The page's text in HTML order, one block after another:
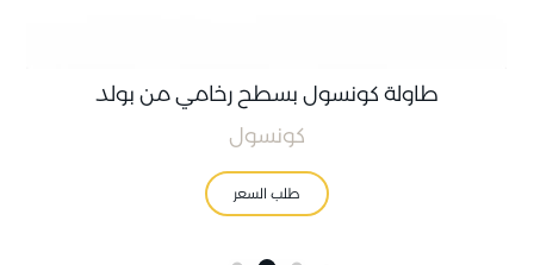
طاولة كونسول بسطح رخامي من بولد
كونسول
طلب السعر